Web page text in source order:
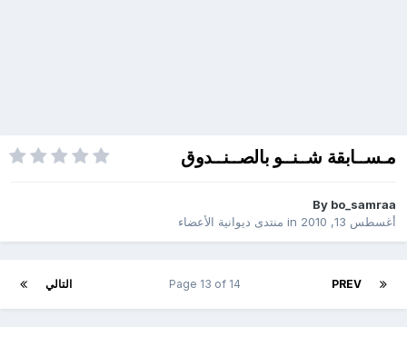
مـســابقة شــنــو بالصــنــدوق
Bybo_samraa
أغسطس 13, 2010
in منتدى ديوانية الأعضاء
PREV التالي Page 13 of 14